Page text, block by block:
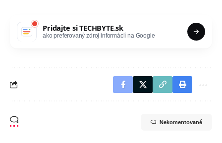
Pridajte siTECHBYTE.sk
ako preferovaný zdroj informácií na Google
Nekomentované